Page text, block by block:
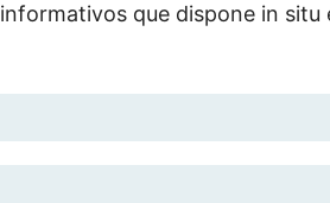
informativos que dispone in situ